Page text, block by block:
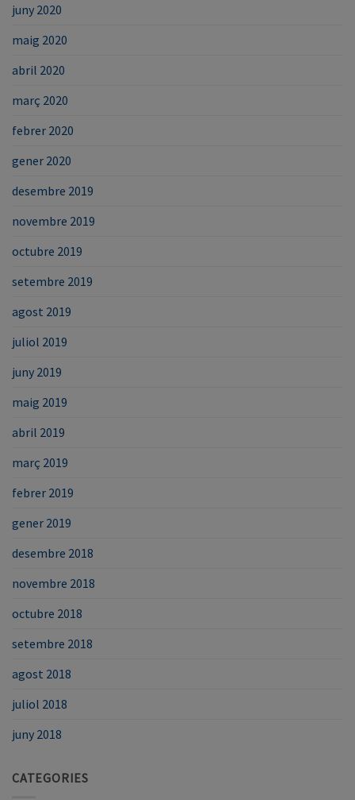
juny 2020
maig 2020
abril 2020
març 2020
febrer 2020
gener 2020
desembre 2019
novembre 2019
octubre 2019
setembre 2019
agost 2019
juliol 2019
juny 2019
maig 2019
abril 2019
març 2019
febrer 2019
gener 2019
desembre 2018
novembre 2018
octubre 2018
setembre 2018
agost 2018
juliol 2018
juny 2018
CATEGORIES